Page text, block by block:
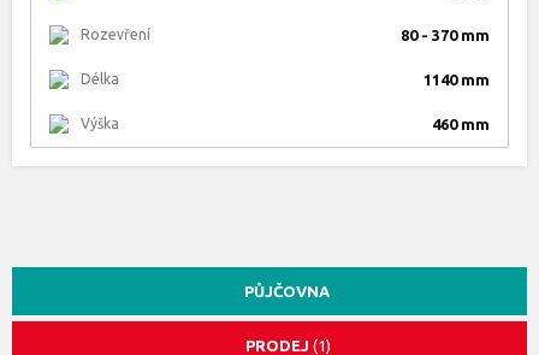
Rozevření 80 - 370 mm
Délka 1140 mm
Výška 460 mm
PŮJČOVNA
PRODEJ (1)